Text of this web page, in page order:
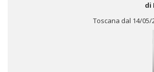
di
Toscana dal 14/05/